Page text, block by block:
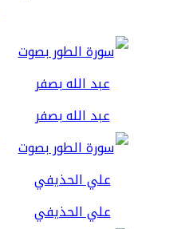
عبد الله بصفر
علي الحذيفي